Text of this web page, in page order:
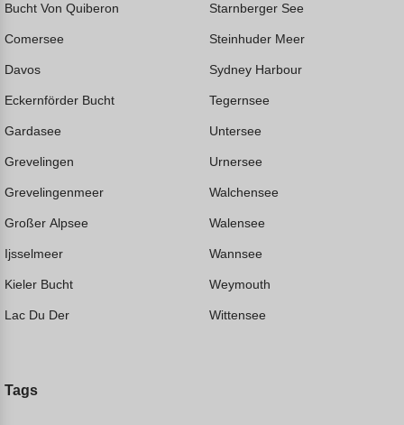
Bucht Von Quiberon
Comersee
Davos
Eckernförder Bucht
Gardasee
Grevelingen
Grevelingenmeer
Großer Alpsee
Ijsselmeer
Kieler Bucht
Lac Du Der
Starnberger See
Steinhuder Meer
Sydney Harbour
Tegernsee
Untersee
Urnersee
Walchensee
Walensee
Wannsee
Weymouth
Wittensee
Tags